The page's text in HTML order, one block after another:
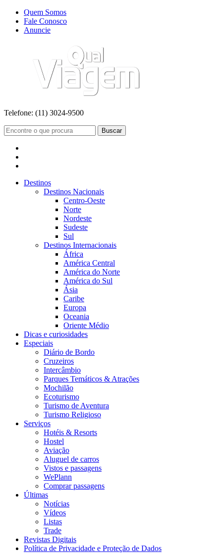
Quem Somos
Fale Conosco
Anuncie
Telefone: (11) 3024-9500
Buscar
Destinos
Destinos Nacionais
Centro-Oeste
Norte
Nordeste
Sudeste
Sul
Destinos Internacionais
África
América Central
América do Norte
América do Sul
Ásia
Caribe
Europa
Oceania
Oriente Médio
Dicas e curiosidades
Especiais
Diário de Bordo
Cruzeiros
Intercâmbio
Parques Temáticos & Atrações
Mochilão
Ecoturismo
Turismo de Aventura
Turismo Religioso
Serviços
Hotéis & Resorts
Hostel
Aviação
Aluguel de carros
Vistos e passagens
WePlann
Comprar passagens
Últimas
Notícias
Vídeos
Listas
Trade
Revistas Digitais
Política de Privacidade e Proteção de Dados